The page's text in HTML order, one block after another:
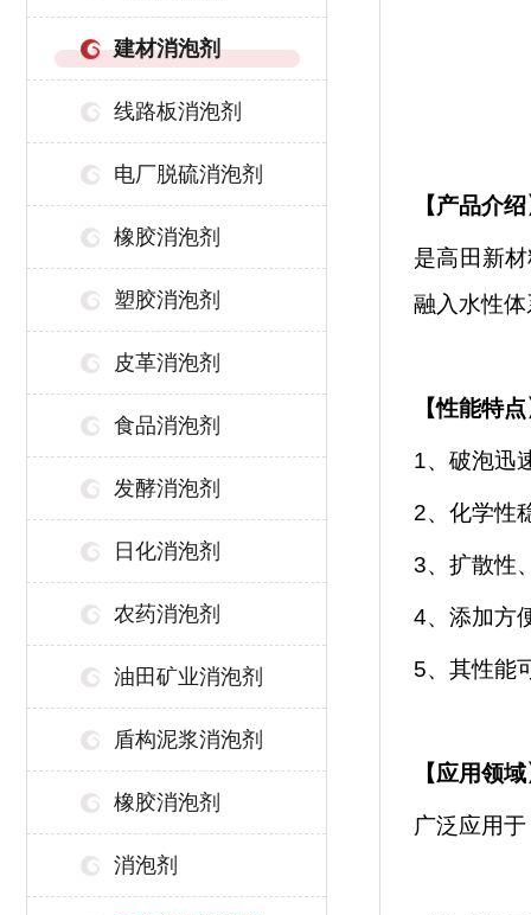
建材消泡剂
线路板消泡剂
电厂脱硫消泡剂
橡胶消泡剂
塑胶消泡剂
皮革消泡剂
食品消泡剂
发酵消泡剂
日化消泡剂
农药消泡剂
油田矿业消泡剂
盾构泥浆消泡剂
橡胶消泡剂
消泡剂
【产品介绍
是高田新
融入水性
【性能特
1、破泡迅
2、化学性
3、扩散性
4、添加方
5、其性能
【应用领域
广泛应用